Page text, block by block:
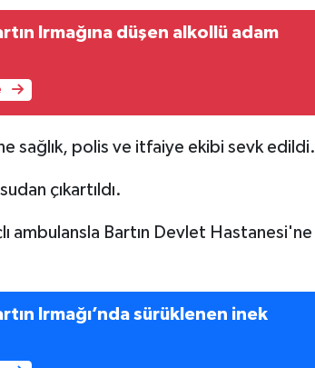
sağlık, polis ve itfaiye ekibi sevk edildi.
çıkartıldı.
ambulansla Bartın Devlet Hastanesi'ne